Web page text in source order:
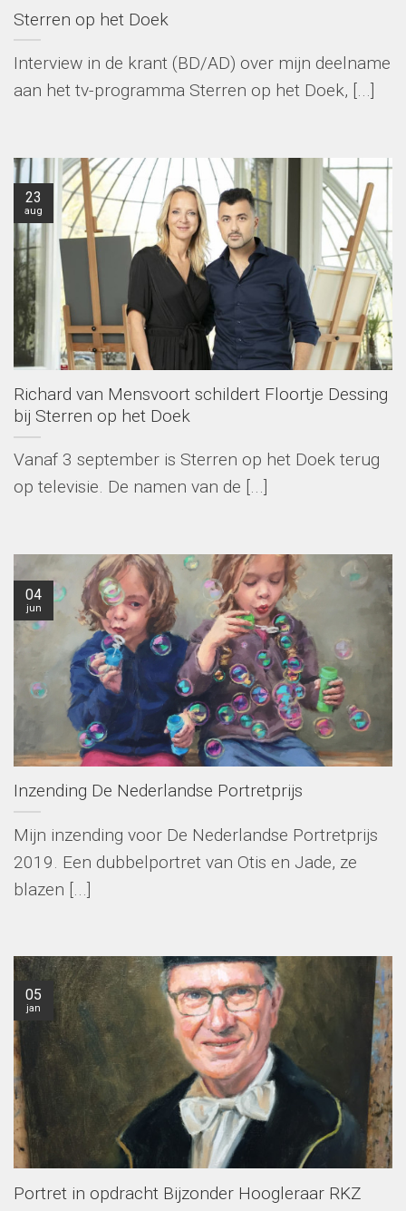
Sterren op het Doek
Interview in de krant (BD/AD) over mijn deelname
aan het tv-programma Sterren op het Doek, [...]
Richard van Mensvoort schildert Floortje Dessing
bij Sterren op het Doek
Vanaf 3 september is Sterren op het Doek terug
op televisie. De namen van de [...]
23
aug
Inzending De Nederlandse Portretprijs
Mijn inzending voor De Nederlandse Portretprijs
2019. Een dubbelportret van Otis en Jade, ze
blazen [...]
04
jun
Portret in opdracht Bijzonder Hoogleraar RKZ
05
jan